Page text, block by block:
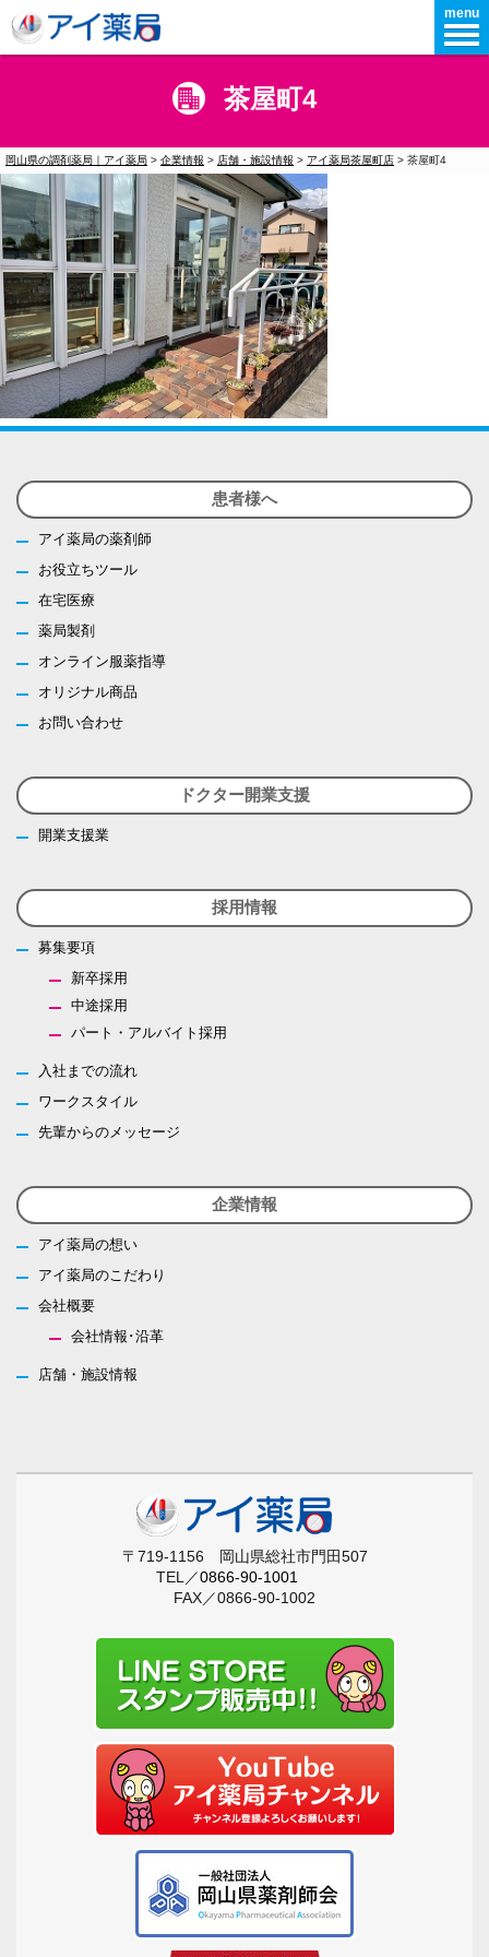
menu
茶屋町4
岡山県の調剤薬局｜アイ薬局 > 企業情報 > 店舗・施設情報 > アイ薬局茶屋町店 > 茶屋町4
患者様へ
アイ薬局の薬剤師
お役立ちツール
在宅医療
薬局製剤
オンライン服薬指導
オリジナル商品
お問い合わせ
ドクター開業支援
開業支援業
採用情報
募集要項
新卒採用
中途採用
パート・アルバイト採用
入社までの流れ
ワークスタイル
先輩からのメッセージ
企業情報
アイ薬局の想い
アイ薬局のこだわり
会社概要
会社情報･沿革
店舗・施設情報
〒719-1156 岡山県総社市門田507
TEL／0866-90-1001
FAX／0866-90-1002